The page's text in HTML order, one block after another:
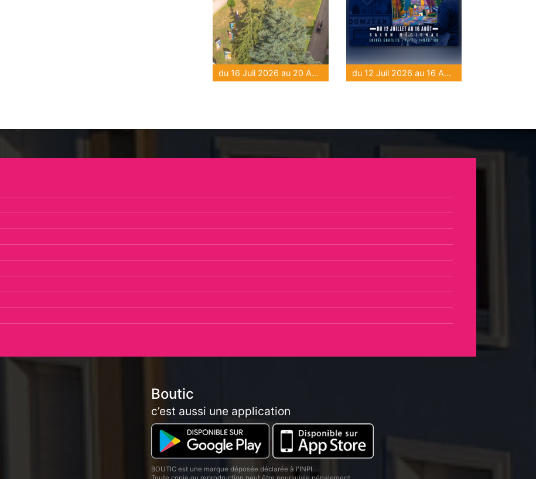
du 16 Juil 2026 au 20 Août 2026 du 12 Juil 2026 au 16 Août 2026
Boutic
c’est aussi une application
BOUTIC est une marque déposée déclarée à l'INPI